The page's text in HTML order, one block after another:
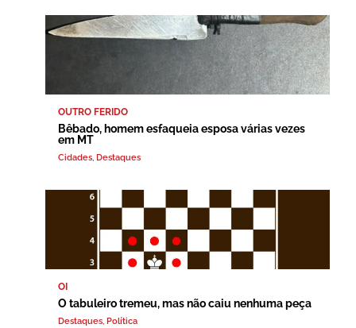
OUTRO FERIDO
Bêbado, homem esfaqueia esposa várias vezes
em MT
Cidades, Destaques
OI
O tabuleiro tremeu, mas não caiu nenhuma peça
Destaques, Política